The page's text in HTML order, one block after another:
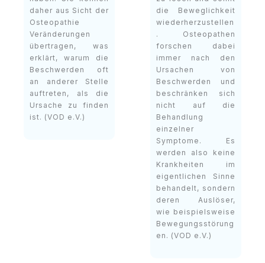
daher aus Sicht der
Osteopathie
Veränderungen
übertragen, was
erklärt, warum die
Beschwerden oft
an anderer Stelle
auftreten, als die
Ursache zu finden
ist. (VOD e.V.)
die Beweglichkeit
wiederherzustellen
. Osteopathen
forschen dabei
immer nach den
Ursachen von
Beschwerden und
beschränken sich
nicht auf die
Behandlung
einzelner
Symptome. Es
werden also keine
Krankheiten im
eigentlichen Sinne
behandelt, sondern
deren Auslöser,
wie beispielsweise
Bewegungsstörung
en. (VOD e.V.)